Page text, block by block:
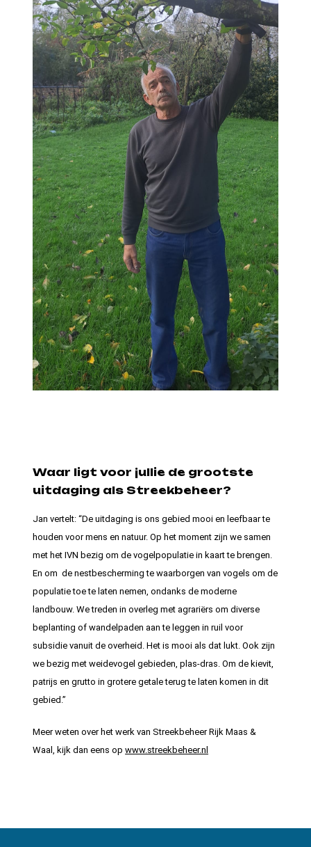
Waar ligt voor jullie de grootste
uitdaging als Streekbeheer?
Jan vertelt: “De uitdaging is ons gebied mooi en leefbaar te
houden voor mens en natuur. Op het moment zijn we samen
met het IVN bezig om de vogelpopulatie in kaart te brengen.
En om de nestbescherming te waarborgen van vogels om de
populatie toe te laten nemen, ondanks de moderne
landbouw. We treden in overleg met agrariërs om diverse
beplanting of wandelpaden aan te leggen in ruil voor
subsidie vanuit de overheid. Het is mooi als dat lukt. Ook zijn
we bezig met weidevogel gebieden, plas-dras. Om de kievit,
patrijs en grutto in grotere getale terug te laten komen in dit
gebied.”
Meer weten over het werk van Streekbeheer Rijk Maas &
Waal, kijk dan eens opwww.streekbeheer.nl